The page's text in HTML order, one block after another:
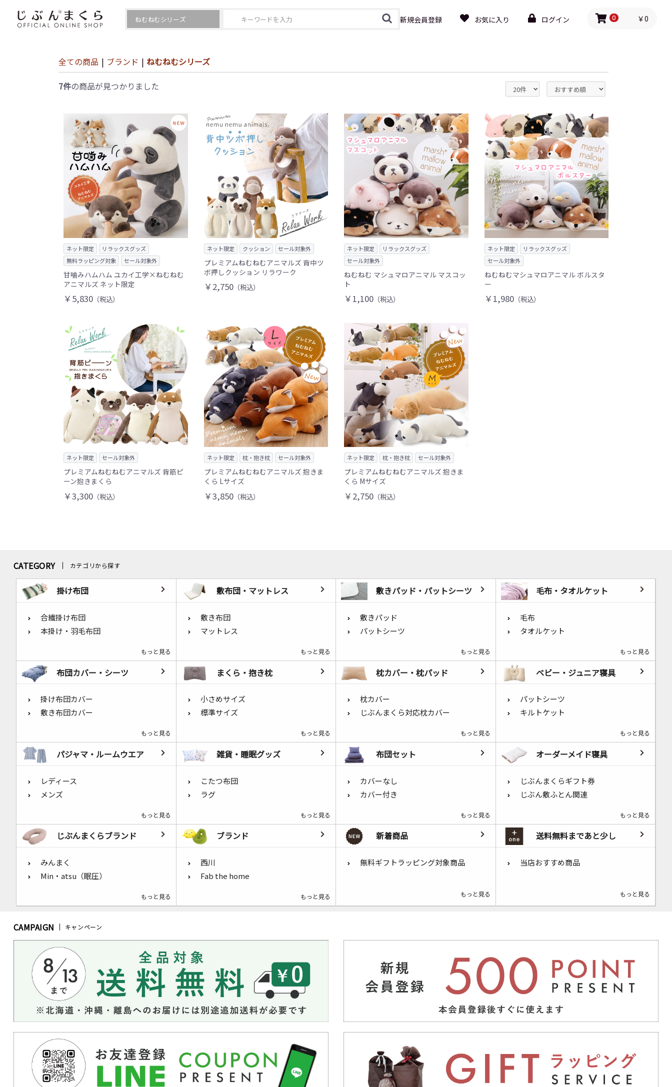
新規会員登録 お気に入り ログイン 0 ￥0
全ての商品 | ブランド | ねむねむシリーズ
7件の商品が見つかりました
ネット限定
リラックスグッズ
無料ラッピング対象
セール対象外
甘噛みハムハム ユカイ工学×ねむねむ
アニマルズ ネット限定
￥5,830 （税込）
ネット限定 クッション セール対象外
プレミアムねむねむアニマルズ 背中ツ
ボ押しクッション リラワーク
￥2,750（税込）
ネット限定
リラックスグッズ
セール対象外
ねむねむ マシュマロアニマル マスコッ
ト
￥1,100 （税込）
ネット限定
リラックスグッズ
セール対象外
ねむねむマシュマロアニマル ボルスタ
ー
￥1,980（税込）
ネット限定 セール対象外
プレミアムねむねむアニマルズ 背筋ピ
ーン抱きまくら
￥3,300 （税込）
ネット限定 枕・抱き枕 セール対象外
プレミアムねむねむアニマルズ 抱きま
くら Lサイズ
￥3,850（税込）
ネット限定 枕・抱き枕 セール対象外
プレミアムねむねむアニマルズ 抱きま
くら Mサイズ
￥2,750 （税込）
CATEGORY カテゴリから探す
掛け布団
合繊掛け布団
本掛け・羽毛布団
もっと見る
敷布団・マットレス
敷き布団
マットレス
もっと見る
敷きパッド・パットシーツ
敷きパッド
パットシーツ
もっと見る
毛布・タオルケット
毛布
タオルケット
もっと見る
布団カバー・シーツ
掛け布団カバー
敷き布団カバー
もっと見る
まくら・抱き枕
小さめサイズ
標準サイズ
もっと見る
枕カバー・枕パッド
枕カバー
じぶんまくら対応枕カバー
もっと見る
ベビー・ジュニア寝具
パットシーツ
キルトケット
もっと見る
パジャマ・ルームウエア
レディース
メンズ
もっと見る
雑貨・睡眠グッズ
こたつ布団
ラグ
もっと見る
布団セット
カバーなし
カバー付き
もっと見る
オーダーメイド寝具
じぶんまくらギフト券
じぶん敷ふとん関連
もっと見る
じぶんまくらブランド
みんまく
Min・atsu（眠圧）
もっと見る
ブランド
西川
Fab the home
もっと見る
新着商品
無料ギフトラッピング対象商品
もっと見る
送料無料まであと少し
当店おすすめ商品
もっと見る
CAMPAIGN キャンペーン